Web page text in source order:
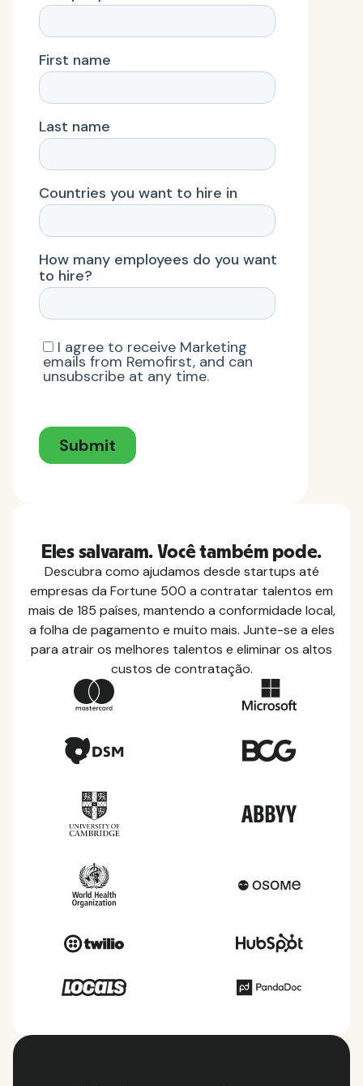
Eles salvaram. Você também pode.
Descubra como ajudamos desde startups até
empresas da Fortune 500 a contratar talentos em
mais de 185 países, mantendo a conformidade local,
a folha de pagamento e muito mais. Junte-se a eles
para atrair os melhores talentos e eliminar os altos
custos de contratação.